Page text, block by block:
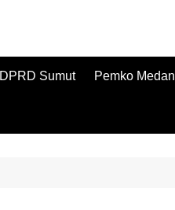
DPRD Sumut Pemko Medan